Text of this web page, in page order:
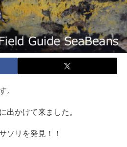
。
出かけて来ました。
ソリを発見！！